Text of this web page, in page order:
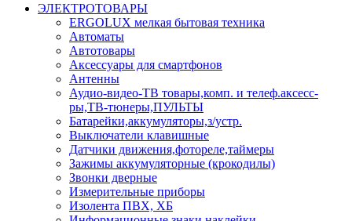
ЭЛЕКТРОТОВАРЫ
ERGOLUX мелкая бытовая техника
Автоматы
Автотовары
Аксессуары для смартфонов
Антенны
Аудио-видео-ТВ товары,комп. и телеф.аксесс-
ры,ТВ-тюнеры,ПУЛЬТЫ
Батарейки,аккумуляторы,з/устр.
Выключатели клавишные
Датчики движения,фотореле,таймеры
Зажимы аккумуляторные (крокодилы)
Звонки дверные
Измерительные приборы
Изолента ПВХ, ХБ